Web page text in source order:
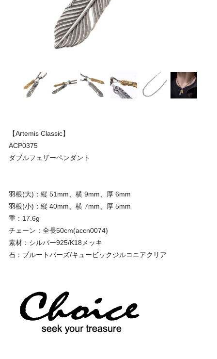
【Artemis Classic】
ACP0375
ダブルフェザーペンダント
羽根(大)：縦 51mm、横 9mm、厚 6mm
羽根(小)：縦 40mm、横 7mm、厚 5mm
重：17.6g
チェーン：全長50cm(accn0074)
素材：シルバー925/K18メッキ
石：ブルートパーズ/キュービックジルコニアクリア